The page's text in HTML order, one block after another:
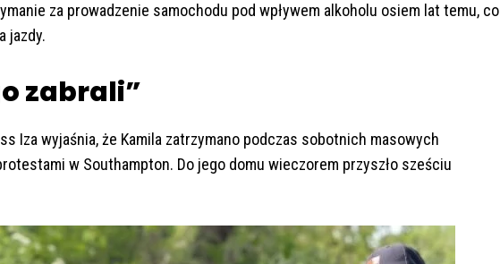
za prowadzenie samochodu pod wpływem alkoholu osiem lat temu, co
jazdy.
zabrali”
Iza wyjaśnia, że Kamila zatrzymano podczas sobotnich masowych
w Southampton. Do jego domu wieczorem przyszło sześciu